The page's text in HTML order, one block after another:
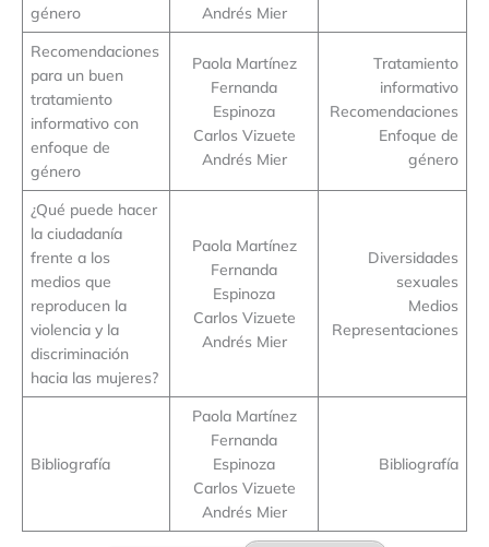
género
Andrés Mier
Recomendaciones
para un buen
tratamiento
informativo con
enfoque de
género
Paola Martínez
Fernanda
Espinoza
Carlos Vizuete
Andrés Mier
Tratamiento
informativo
Recomendaciones
Enfoque de
género
¿Qué puede hacer
la ciudadanía
frente a los
medios que
reproducen la
violencia y la
discriminación
hacia las mujeres?
Paola Martínez
Fernanda
Espinoza
Carlos Vizuete
Andrés Mier
Diversidades
sexuales
Medios
Representaciones
Bibliografía
Paola Martínez
Fernanda
Espinoza
Carlos Vizuete
Andrés Mier
Bibliografía